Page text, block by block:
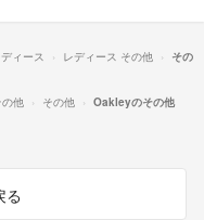
ィース レディース その他
その
他 その他 Oakleyのその他
る